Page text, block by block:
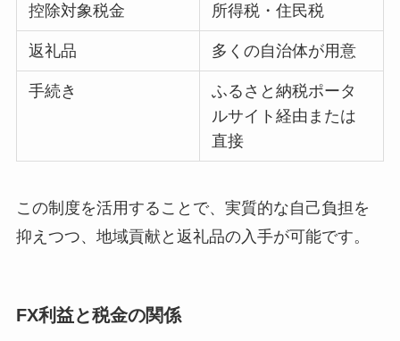
控除対象税金 所得税・住民税
返礼品 多くの自治体が用意
手続き
ふるさと納税ポータ
ルサイト経由または
直接
この制度を活用することで、実質的な自己負担を
抑えつつ、地域貢献と返礼品の入手が可能です。
FX利益と税金の関係